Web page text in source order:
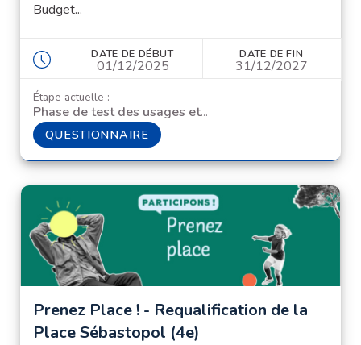
Budget...
DATE DE DÉBUT
01/12/2025
DATE DE FIN
31/12/2027
Étape actuelle :
Phase de test des usages et qu...
QUESTIONNAIRE
QUESTIONNAIRE
Prenez Place ! - Requalification de la
Place Sébastopol (4e)